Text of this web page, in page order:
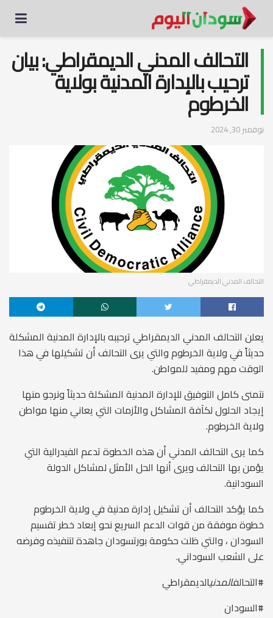
‏التحالف المدني الديمقراطي: بيان
ترحيب بالإدارة المدنية بولاية
الخرطوم
نوفمبر 30, 2024
التحالف المدني الديمقراطي
يعلن التحالف المدني الديمقراطي ترحيبه بالإدارة المدنية المشكلة
حديثاً في ولاية الخرطوم والتي يرى التحالف أن تشكيلها في هذا
الوقت مهم ومفيد للمواطن.
نتمنى كامل التوفيق للإدارة المدنية المشكلة حديثاً ونرجو منها
إيجاد الحلول لكآفة المشاكل والأزمات التي يعاني منها مواطن
ولاية الخرطوم.
كما يرى التحالف المدني أن هذه الخطوة تدعم الفيدرالية التي
يؤمن بها التحالف ويرى أنها الحل الأمثل لمشاكل الدولة
السودانية.
كما يؤكد التحالف أن تشكيل إدارة مدنية في ولاية الخرطوم
خطوة موفقة من قوات الدعم السريع نحو إبعاد خطر تقسيم
السودان ، والتي ظلت حكومة بورتسودان جاهدة لتنفيذه وفرضه
على الشعب السوداني.
المدنيالديمقراطي